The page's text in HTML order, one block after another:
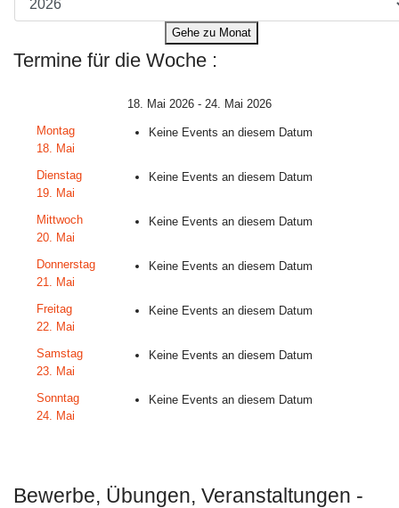
Gehe zu Monat
Termine für die Woche :
18. Mai 2026 - 24. Mai 2026
Montag
18. Mai
Keine Events an diesem Datum
Dienstag
19. Mai
Keine Events an diesem Datum
Mittwoch
20. Mai
Keine Events an diesem Datum
Donnerstag
21. Mai
Keine Events an diesem Datum
Freitag
22. Mai
Keine Events an diesem Datum
Samstag
23. Mai
Keine Events an diesem Datum
Sonntag
24. Mai
Keine Events an diesem Datum
Bewerbe, Übungen, Veranstaltungen -